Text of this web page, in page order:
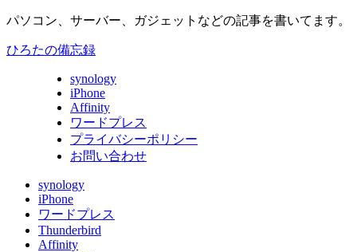
パソコン、サーバー、ガジェットなどの記事を書いてます。
ひろたの備忘録
synology
iPhone
Affinity
ワードプレス
プライバシーポリシー
お問い合わせ
synology
iPhone
ワードプレス
Thunderbird
Affinity